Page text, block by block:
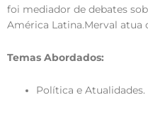
foi mediador de debates
América Latina.Merval atua
Temas Abordados:
Política e Atualidades.